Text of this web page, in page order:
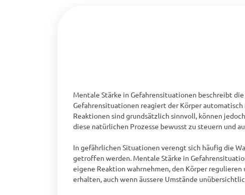
Mentale Stärke in Gefahrensituationen beschreibt
Gefahrensituationen reagiert der Körper
Reaktionen sind grundsätzlich sinnvoll, können
diese natürlichen Prozesse bewusst zu steuern und
In gefährlichen Situationen verengt sich häufig die
getroffen werden. Mentale Stärke in
eigene Reaktion wahrnehmen, den Körper
erhalten, auch wenn äussere Umstände